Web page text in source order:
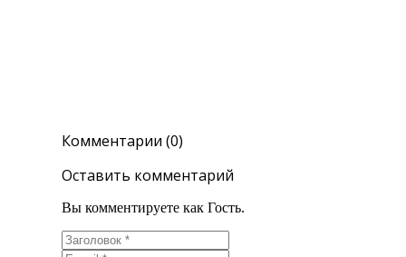
Комментарии (0)
Оставить комментарий
Вы комментируете как Гость.